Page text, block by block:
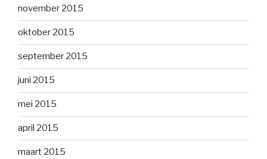
november 2015
oktober 2015
september 2015
juni 2015
mei 2015
april 2015
maart 2015